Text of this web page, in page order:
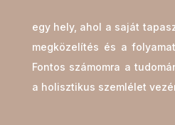
egy hely, ahol a saját
megközelítés és a
Fontos számomra a
a holisztikus szemlélet